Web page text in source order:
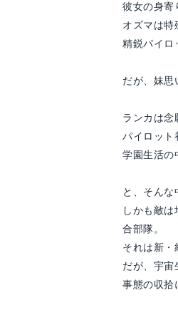
彼女の身寄
オズマは特
精鋭パイロ
だが、妹思
ランカは念
パイロット
学園生活
と、そんな
しかも敵
合部隊。
それは新・
だが、宇宙
事態の収拾